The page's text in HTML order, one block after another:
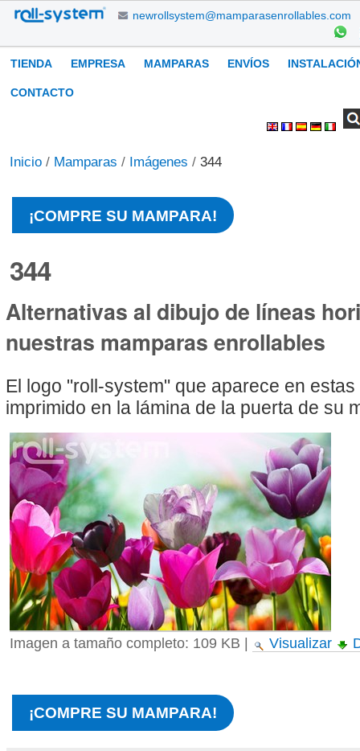
Cambiar
contenido.
Saltar
newrollsystem@mamparasenrollables.com
Navegación
TIENDA EMPRESA MAMPARAS ENVÍOS
CONTACTO
Inicio / Mamparas / Imágenes / 344
¡COMPRE SU MAMPARA!
344
Alternativas al dibujo de líneas
nuestras mamparas enrollables
El logo "roll-system" que aparece en
imprimido en la lámina de la puerta de su
Imagen a tamaño completo: 109 KB Visualizar
¡COMPRE SU MAMPARA!